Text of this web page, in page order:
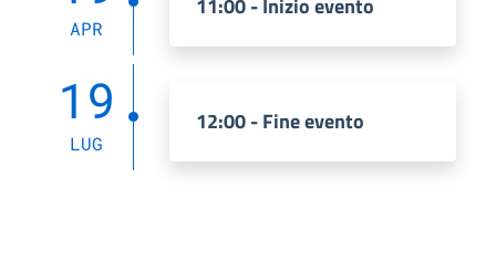
APR
19
LUG
12:00 - Fine evento